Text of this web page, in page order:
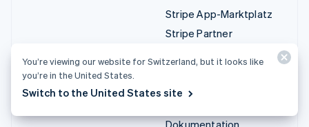
Stripe App-Marktplatz
Stripe Partner
Fachdienstleistungen
You’re viewing our website for Switzerland, but it looks like
you’re in the United States.
Switch to the United States site